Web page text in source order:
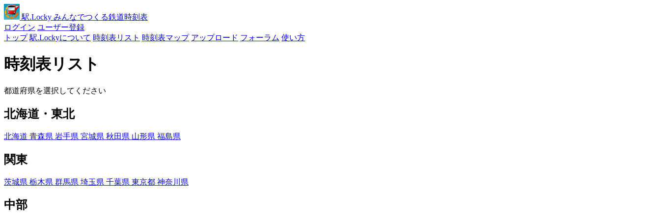
駅.Locky みんなでつくる鉄道時刻表
ログイン ユーザー登録
トップ 駅.Lockyについて 時刻表リスト 時刻表マップ アップロード フォーラム 使い方
時刻表リスト
都道府県を選択してください
北海道・東北
北海道 青森県 岩手県 宮城県 秋田県 山形県 福島県
関東
茨城県 栃木県 群馬県 埼玉県 千葉県 東京都 神奈川県
中部